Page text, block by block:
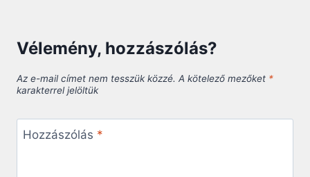
Vélemény, hozzászólás?
Az e-mail címet nem tesszük közzé. A kötelező mezőket *
karakterrel jelöltük
Hozzászólás *